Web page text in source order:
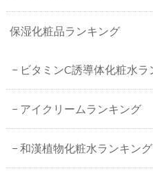
保湿化粧品ランキング
ビタミンC誘導体化粧水ラ
アイクリームランキング
和漢植物化粧水ランキング